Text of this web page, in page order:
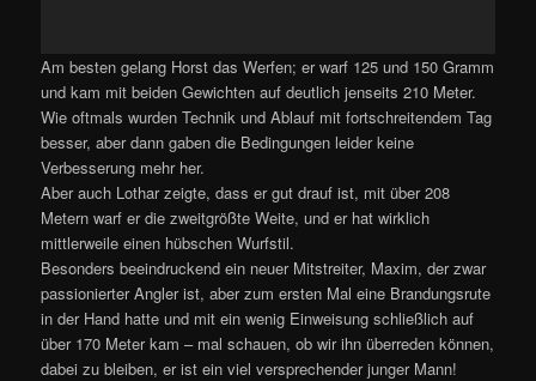
Am besten gelang Horst das Werfen; er warf 125 und 150 Gramm
und kam mit beiden Gewichten auf deutlich jenseits 210 Meter.
Wie oftmals wurden Technik und Ablauf mit fortschreitendem Tag
besser, aber dann gaben die Bedingungen leider keine
Verbesserung mehr her.
Aber auch Lothar zeigte, dass er gut drauf ist, mit über 208
Metern warf er die zweitgrößte Weite, und er hat wirklich
mittlerweile einen hübschen Wurfstil.
Besonders beeindruckend ein neuer Mitstreiter, Maxim, der zwar
passionierter Angler ist, aber zum ersten Mal eine Brandungsrute
in der Hand hatte und mit ein wenig Einweisung schließlich auf
über 170 Meter kam – mal schauen, ob wir ihn überreden können,
dabei zu bleiben, er ist ein viel versprechender junger Mann!